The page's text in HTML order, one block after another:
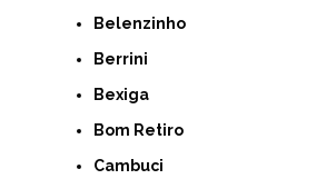
Belenzinho
Berrini
Bexiga
Bom Retiro
Cambuci